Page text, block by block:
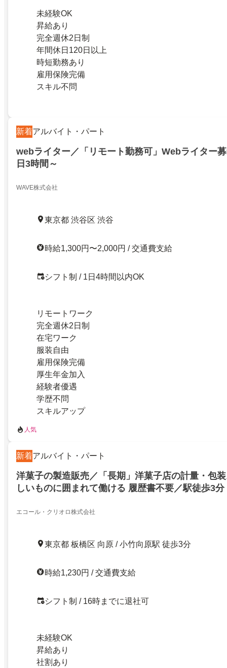
未経験OK
昇給あり
完全週休2日制
年間休日120日以上
時短勤務あり
雇用保険完備
スキル不問
新着アルバイト・パート
webライター／「リモート勤務可」Webライター
日3時間～
WAVE株式会社
東京都 渋谷区 渋谷
時給1,300円〜2,000円 / 交通費支給
シフト制 / 1日4時間以内OK
リモートワーク
完全週休2日制
在宅ワーク
服装自由
雇用保険完備
厚生年金加入
経験者優遇
学歴不問
スキルアップ
人気
新着アルバイト・パート
洋菓子の製造販売／「長期」洋菓子店の計量・包
しいものに囲まれて働ける 履歴書不要／駅徒歩3分
エコール・クリオロ株式会社
東京都 板橋区 向原 / 小竹向原駅 徒歩3分
時給1,230円 / 交通費支給
シフト制 / 16時までに退社可
未経験OK
昇給あり
社割あり